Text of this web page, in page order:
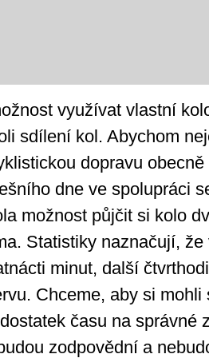
využívat vlastní
sdílení kol. Abychom
dopravu
dne ve spolupráci
možnost půjčit si kolo
Statistiky naznačují,
minut, další
Chceme, aby si
času na správné
zodpovědní a